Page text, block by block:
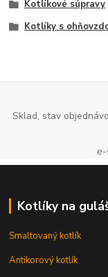
Kotlíkové súpravy
Kotlíky s
Sklad, stav
Kotlíky na
Smaltovaný kotlík
Antikorový kotlík